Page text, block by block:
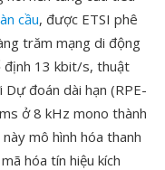
cầu, được ETSI phê
trăm mạng di động
định 13 kbit/s, thuật
đoán dài hạn (RPE-
ở 8 kHz mono thành
mô hình hóa thanh
hóa tín hiệu kích